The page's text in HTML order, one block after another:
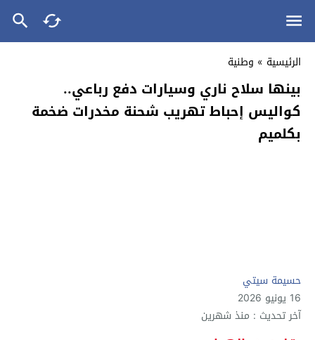
الرئيسية » وطنية
بينها سلاح ناري وسيارات دفع رباعي..
كواليس إحباط تهريب شحنة مخدرات ضخمة
بكلميم
حسيمة سيتي
16 يونيو 2026
آخر تحديث : منذ شهرين